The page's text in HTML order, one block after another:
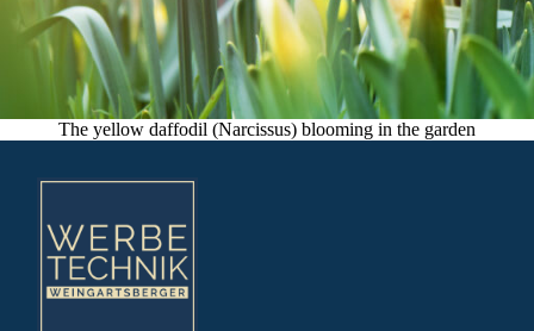
The yellow daffodil (Narcissus) blooming in the garden